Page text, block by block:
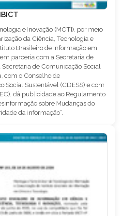
e Inovação (MCTI), por meio
da Ciência, Tecnologia e
Brasileiro de Informação em
parceria com a Secretaria de
Secretaria de Comunicação Social
com o Conselho de
Social Sustentável (CDESS) e com
dá publicidade ao Regulamento
sobre Mudanças do
da informação”.